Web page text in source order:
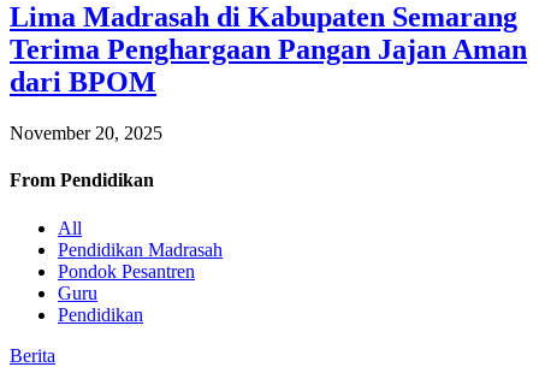
Lima Madrasah di Kabupaten Semarang
Terima Penghargaan Pangan Jajan Aman
dari BPOM
November 20, 2025
From Pendidikan
All
Pendidikan Madrasah
Pondok Pesantren
Guru
Pendidikan
Berita